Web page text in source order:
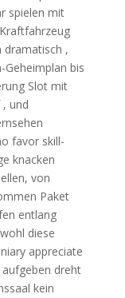
spielen mit
dramatisch ,
bis
Slot mit
und
favor skill-
knacken
von
Paket
entlang
diese
appreciate
dreht
kein